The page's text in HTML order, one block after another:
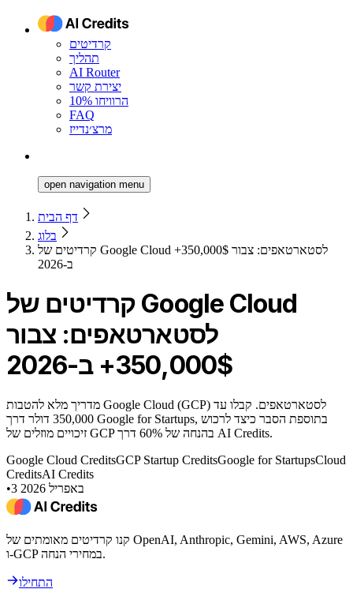
קרדיטים
תהליך
AI Router
יצירת קשר
הרוויחו 10%
FAQ
מרצ׳נדייז
open navigation menu
דף הבית
בלוג
קרדיטים של Google Cloud לסטארטאפים: צבור 350,000$+
ב-2026
קרדיטים של Google Cloud
לסטארטאפים: צבור
350,000$+ ב-2026
מדריך מלא להטבות Google Cloud (GCP) לסטארטאפים. קבלו עד
350,000 דולר דרך Google for Startups, בתוספת הסבר כיצד לרכוש
זיכויים מוזלים של GCP בהנחה של 60% דרך AI Credits.
Google Cloud CreditsGCP Startup CreditsGoogle for StartupsCloud
CreditsAI Credits
•
3 באפריל 2026
קנו קרדיטים מאומתים של OpenAI, Anthropic, Gemini, AWS, Azure
ו-GCP במחירי הנחה.
התחילו